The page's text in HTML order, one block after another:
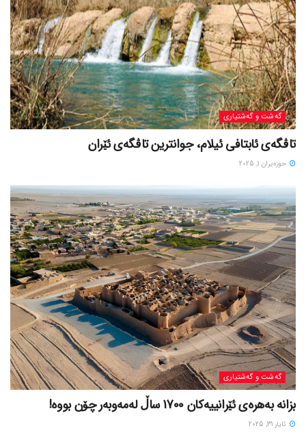
گه‌شت و گه‌شتیاری
تاڤگەی ئابتافی ئیلام، جوانترین تاڤگەی ئێران
حوزه‌یران 1, 2025
گه‌شت و گه‌شتیاری
بزانه بەهرەی ئێرانییەکان 1700 ساڵ لەمەوبەر چۆن بووه!
ئایار 31, 2025